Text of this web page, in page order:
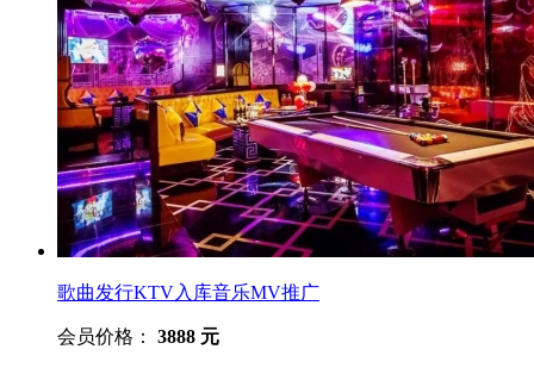
歌曲发行KTV入库音乐MV推广
会员价格： 3888 元